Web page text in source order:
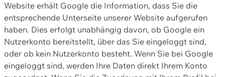
Website erhält Google die Information, dass Sie die
entsprechende Unterseite unserer Website aufgerufen
haben. Dies erfolgt unabhängig davon, ob Google ein
Nutzerkonto bereitstellt, über das Sie eingeloggt sind,
oder ob kein Nutzerkonto besteht. Wenn Sie bei Google
eingeloggt sind, werden Ihre Daten direkt Ihrem Konto